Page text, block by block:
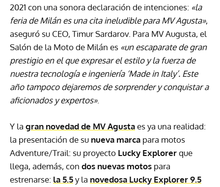
2021 con una sonora declaración de intenciones: «la
feria de Milán es una cita ineludible para MV Agusta»,
aseguró su CEO, Timur Sardarov. Para MV Augusta, el
Salón de la Moto de Milán es «un escaparate de gran
prestigio en el que expresar el estilo y la fuerza de
nuestra tecnología e ingeniería ‘Made in Italy’. Este
año tampoco dejaremos de sorprender y conquistar a
aficionados y expertos».
Y la gran novedad de MV Agustaes ya una realidad:
la presentación de su nueva marca para motos
Adventure/Trail: su proyecto Lucky Explorerque
llega, además, con dos nuevas motos para
estrenarse: la 5.5y la novedosa Lucky Explorer 9.5